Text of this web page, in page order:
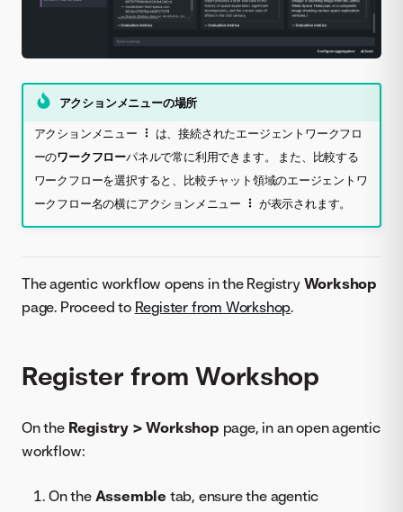
アクションメニューの場所
アクションメニュー
は、接続されたエージェントワークフロ
ーのワークフローパネルで常に利用できます。 また、比較する
ワークフローを選択すると、比較チャット領域のエージェントワ
ークフロー名の横にアクションメニュー
が表示されます。
The agentic workflow opens in the Registry Workshop
page. Proceed to Register from Workshop.
Register from Workshop
On the Registry > Workshop page, in an open agentic
workflow:
On the Assemble tab, ensure the agentic